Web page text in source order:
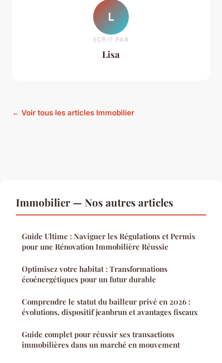
L
ECRIT PAR
Lisa
← Voir tous les articles Immobilier
Immobilier — Nos autres articles
Guide Ultime : Naviguer les Régulations et Permis
pour une Rénovation Immobilière Réussie
Optimisez votre habitat : Transformations
écoénergétiques pour un futur durable
Comprendre le statut du bailleur privé en 2026 :
évolutions, dispositif jeanbrun et avantages fiscaux
Guide complet pour réussir ses transactions
immobilières dans un marché en mouvement